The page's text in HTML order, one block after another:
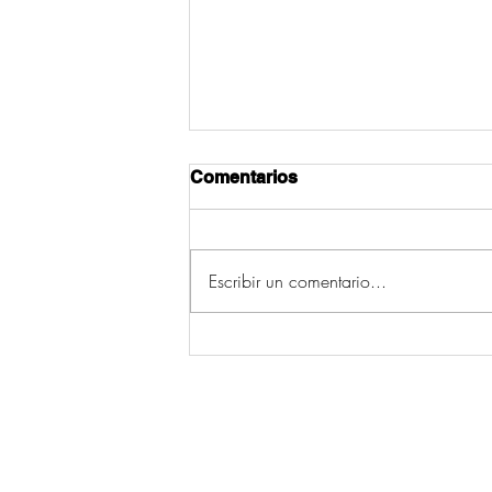
Comentarios
Escribir un comentario...